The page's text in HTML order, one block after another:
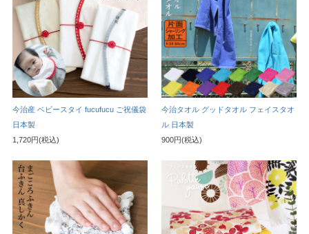
今治産 ベビースタイ fucufucu ご祝儀袋
日本製
1,720円(税込)
今治タオル グッドタオル フェイスタオ
ル 日本製
900円(税込)